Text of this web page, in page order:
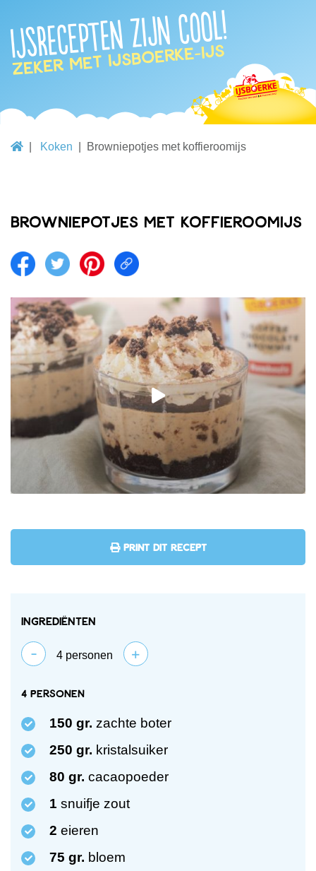
IJsrecepten zijn cool!
Zeker met IJsboerke-ijs
Koken Browniepotjes met koffieroomijs
Browniepotjes met koffieroomijs
Share on facebook
Share on twitterShare on pintrest
Share link
PRINT DIT RECEPT
Ingrediënten
- 4 personen +
4 personen
150 gr. zachte boter
250 gr. kristalsuiker
80 gr. cacaopoeder
1 snuifje zout
2 eieren
75 gr. bloem